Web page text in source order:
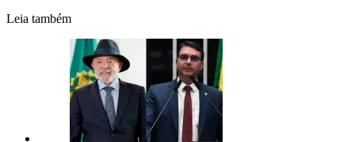
Leia também